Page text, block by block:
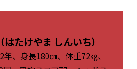
たけやま しんいち）
、身長180㎝、体重72㎏、